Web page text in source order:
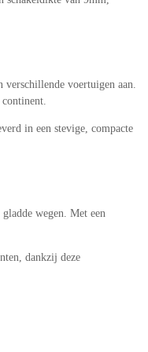
voertuigen aan.
in een stevige, compacte
wegen. Met een
dankzij deze